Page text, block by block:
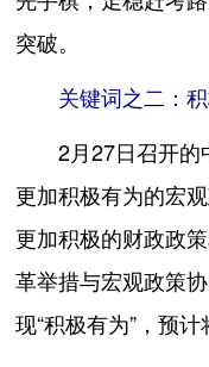
突破。
关键词之二：
2月27日召开的中
更加积极有为的宏
更加积极的财政政
革举措与宏观政策
现“积极有为”，预